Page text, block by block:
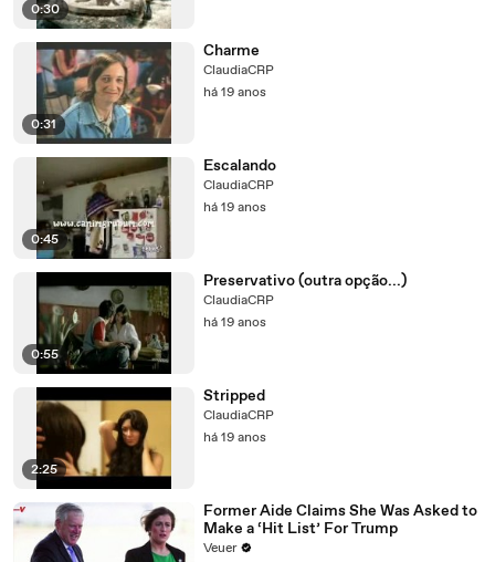
0:30
0:31
Charme
ClaudiaCRP
há 19 anos
0:45
Escalando
ClaudiaCRP
há 19 anos
0:55
Preservativo (outra opção...)
ClaudiaCRP
há 19 anos
2:25
Stripped
ClaudiaCRP
há 19 anos
Former Aide Claims She Was Asked to
Make a ‘Hit List’ For Trump
Veuer